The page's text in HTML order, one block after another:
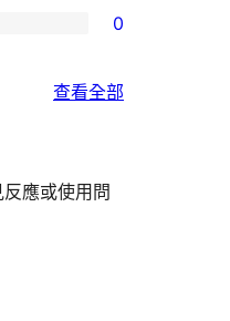
0
查看全部
應或使用問